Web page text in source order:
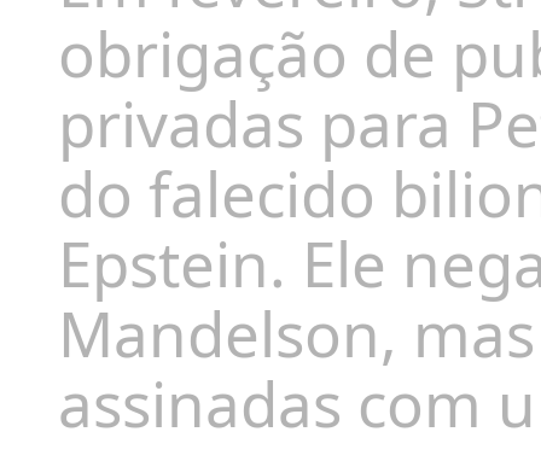
obrigação de
privadas para
do falecido
Epstein. Ele
Mandelson,
assinadas com